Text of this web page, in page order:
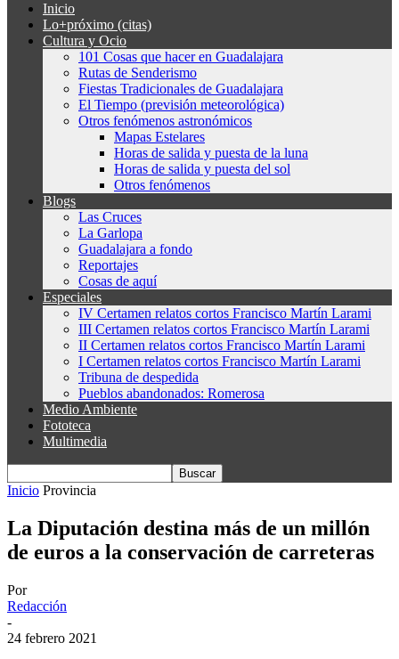
Inicio
Lo+próximo (citas)
Cultura y Ocio
101 Cosas que hacer en Guadalajara
Rutas de Senderismo
Fiestas Tradicionales de Guadalajara
El Tiempo (previsión meteorológica)
Otros fenómenos astronómicos
Mapas Estelares
Horas de salida y puesta de la luna
Horas de salida y puesta del sol
Otros fenómenos
Blogs
Las Cruces
La Garlopa
Guadalajara a fondo
Reportajes
Cosas de aquí
Especiales
IV Certamen relatos cortos Francisco Martín Larami
III Certamen relatos cortos Francisco Martín Larami
II Certamen relatos cortos Francisco Martín Larami
I Certamen relatos cortos Francisco Martín Larami
Tribuna de despedida
Pueblos abandonados: Romerosa
Medio Ambiente
Fototeca
Multimedia
Inicio Provincia
La Diputación destina más de un millón
de euros a la conservación de carreteras
Por
Redacción
-
24 febrero 2021